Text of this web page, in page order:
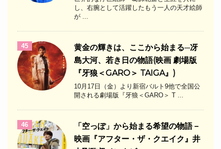
し、右腕として活躍したもう一人の天才絵師
が ...
45
黄金の輝きは、ここから始まる─冴
島大河、若き日の物語(映画 劇場版
『牙狼＜GARO＞ TAIGA』)
10月17日（金）より新宿バルト9他で全国公
開される劇場版『牙狼＜GARO＞ T ...
46
「空っぽ」から始まる希望の物語－
映画『アフター・ザ・クエイク』井